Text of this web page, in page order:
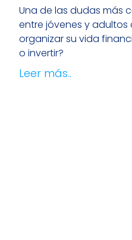
Una de las dudas más
entre jóvenes y
organizar su vida
o invertir?
Leer más..